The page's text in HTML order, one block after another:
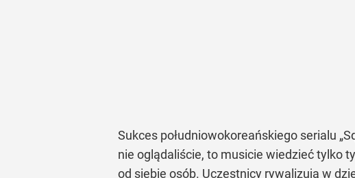
Sukces południowokoreańskiego serialu
nie oglądaliście, to musicie wiedzieć tylko
od siebie osób. Uczestnicy rywalizują w